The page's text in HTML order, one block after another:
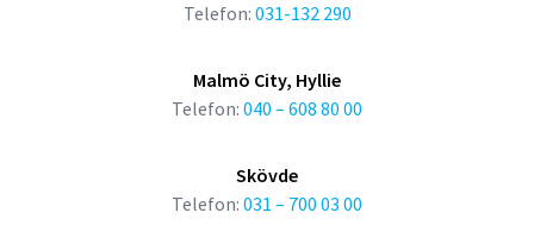
Telefon: 031-132 290
Malmö City, Hyllie
Telefon: 040 – 608 80 00
Skövde
Telefon: 031 – 700 03 00